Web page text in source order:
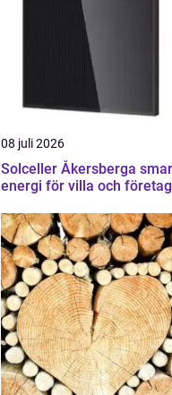
08 juli 2026
Solceller Åkersberga smart
energi för villa och företag